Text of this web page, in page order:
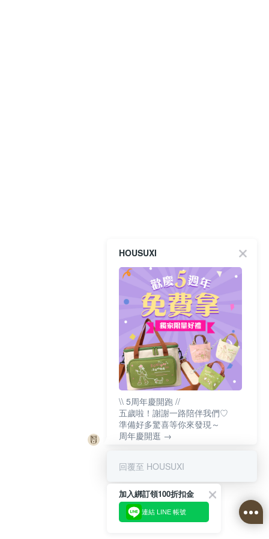
HOUSUXI
\\ 5周年慶開跑 //
五歲啦！謝謝一路陪伴我們♡
準備好多驚喜等你來發現～
周年慶開逛 →
回覆至 HOUSUXI
加入綁訂領100折扣金
連結 LINE 帳號